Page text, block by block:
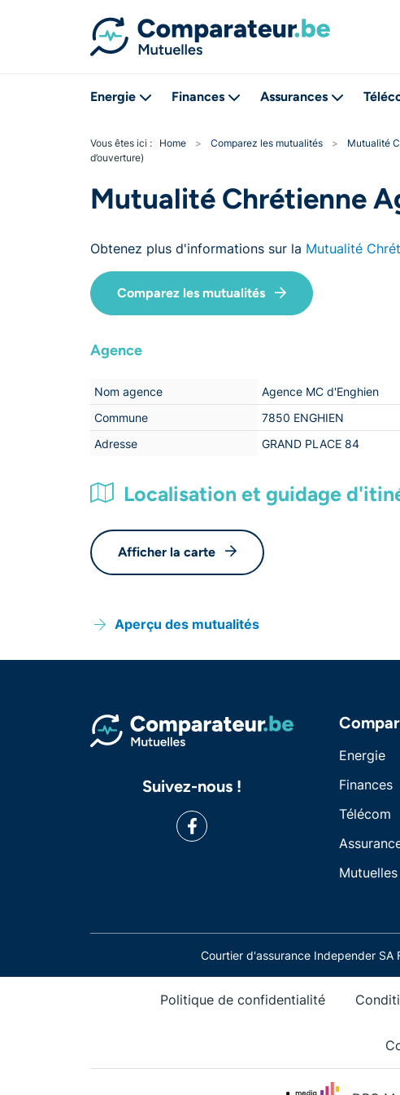
Energie Finances Assurances
Vous êtes ici : Home > Comparez les mutualités > Mutualité
d’ouverture)
Mutualité Chrétienne
Obtenez plus d'informations sur la Mutualité
Comparez les mutualités
Agence
Nom agence
Agence MC d'Enghien
Commune
7850 ENGHIEN
Adresse
GRAND PLACE 84
Localisation et guidage
Afficher la carte
Aperçu des mutualités
Suivez-nous !
Energie
Finances
Télécom
Mutuelles
Courtier d'assurance Independer SA
Politique de confidentialité